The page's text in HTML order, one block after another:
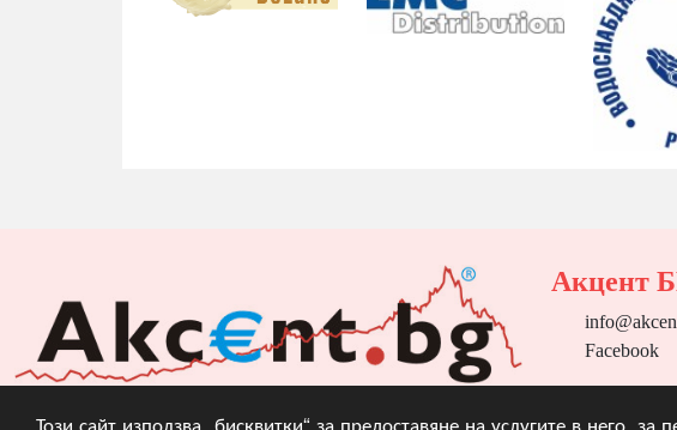
Този сайт използва „бисквитки“ за предоставяне на услугите в него,
Акцент
Facebook